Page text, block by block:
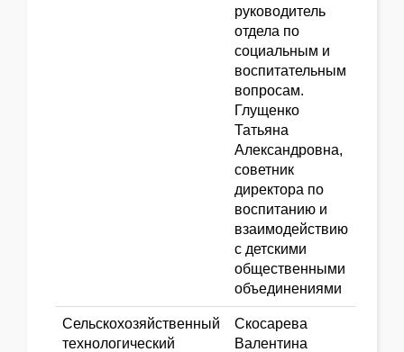
руководитель
отдела по
социальным и
воспитательным
вопросам.
Глущенко
Татьяна
Александровна,
советник
директора по
воспитанию и
взаимодействию
с детскими
общественными
объединениями
Сельскохозяйственный
технологический
Скосарева
Валентина